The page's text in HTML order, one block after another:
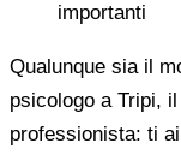
importanti
Qualunque sia il
psicologo a Tripi,
professionista: ti